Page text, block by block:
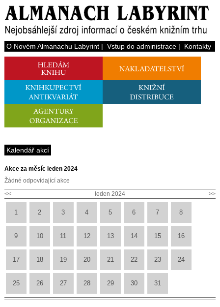
O Novém Almanachu Labyrint| Vstup do administrace| Kontakty
Kalendář akcí
Akce za měsíc leden 2024
Žádné odpovídající akce
<<
>>
leden 2024
1 2 3 4 5 6 7 8
9 10 11 12 13 14 15 16
17 18 19 20 21 22 23 24
25 26 27 28 29 30 31